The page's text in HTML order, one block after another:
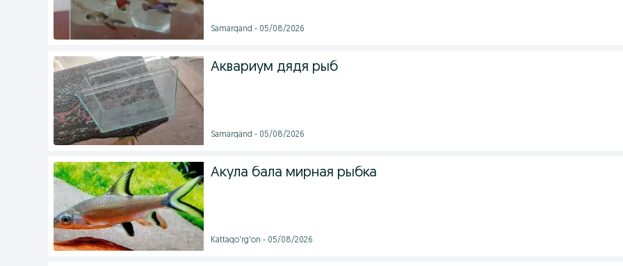
Samarqand - 05/08/2026
Аквариум дядя рыб
Samarqand - 05/08/2026
Акула бала мирная рыбка
Kattaqo'rg'on - 05/08/2026